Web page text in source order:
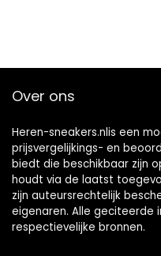
Over ons
Heren-sneakers.nlis een
prijsvergelijkings- en
biedt die beschikbaar zijn
houdt via de laatst
zijn auteursrechtelijk
eigenaren. Alle geciteerde
respectievelijke bronnen.